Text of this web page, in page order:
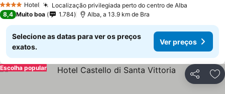
4 EstrelasHotel Localização privilegiada perto do centro de Alba
8,4 Muito boa 1.784 Alba, a 13.9 km de Bra
Selecione as datas para ver os preços
exatos.
Ver preços
Partilhar
Escolha popular